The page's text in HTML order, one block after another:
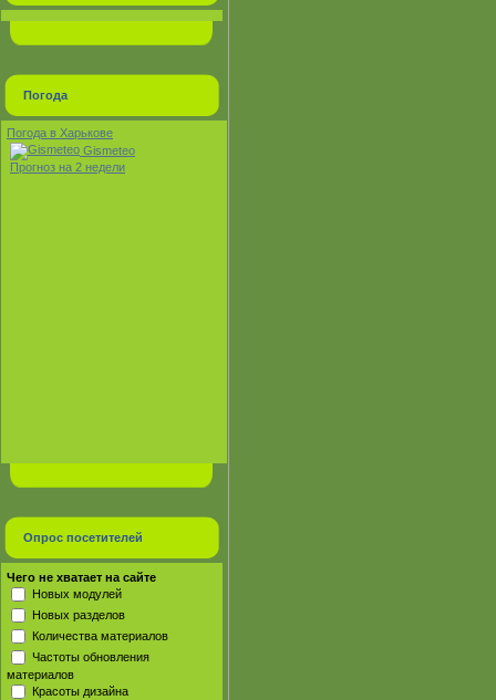
Погода
Погода в Харькове
Gismeteo
Прогноз на 2 недели
Опрос посетителей
Чего не хватает на сайте
Новых модулей
Новых разделов
Количества материалов
Частоты обновления
материалов
Красоты дизайна